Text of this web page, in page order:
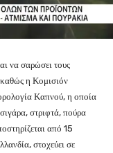
να σαρώσει τους
η Κομισιόν
Καπνού, η οποία
στριφτά, πούρα
από 15
στοχεύει σε